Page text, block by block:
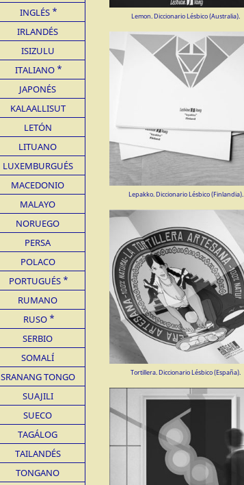
Lemon. Diccionario Lésbico (Australia).
Lepakko. Diccionario Lésbico (Finlandia).
Tortillera. Diccionario Lésbico (España).
INGLÉS
IRLANDÉS
ISIZULU
ITALIANO
JAPONÉS
KALAALLISUT
LETÓN
LITUANO
LUXEMBURGUÉS
MACEDONIO
MALAYO
NORUEGO
PERSA
POLACO
PORTUGUÉS
RUMANO
RUSO
SERBIO
SOMALÍ
SRANANG TONGO
SUAJILI
SUECO
TAGÁLOG
TAILANDÉS
TONGANO